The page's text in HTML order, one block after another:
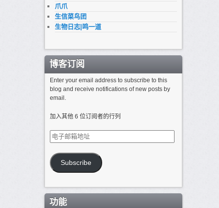
爪爪
生信菜鸟团
生物日志|鸣一道
博客订阅
Enter your email address to subscribe to this
blog and receive notifications of new posts by
email.
加入其他 6 位订阅者的行列
电
子
箱
地
Subscribe
功能